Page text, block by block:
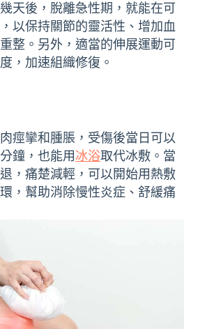
天後，脫離急性期，就能在可
以保持關節的靈活性、增加血
整。另外，適當的伸展運動可
，加速組織修復。
痙攣和腫脹，受傷後當日可以
鐘，也能用冰浴取代冰敷。當
，痛楚減輕，可以開始用熱敷
，幫助消除慢性炎症、舒緩痛